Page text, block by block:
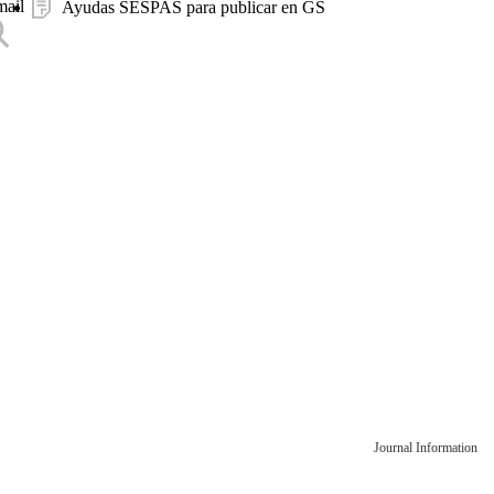
Ayudas SESPAS para publicar en GS
Journal Information